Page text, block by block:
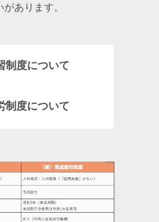
あります。
制度について
制度について